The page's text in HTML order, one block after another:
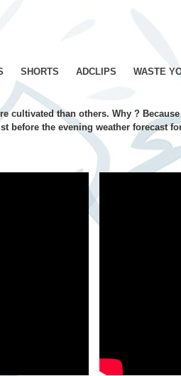
to
content
SHORTS ADCLIPS WASTE
cultivated than others. Why ?
before the evening weather forecast